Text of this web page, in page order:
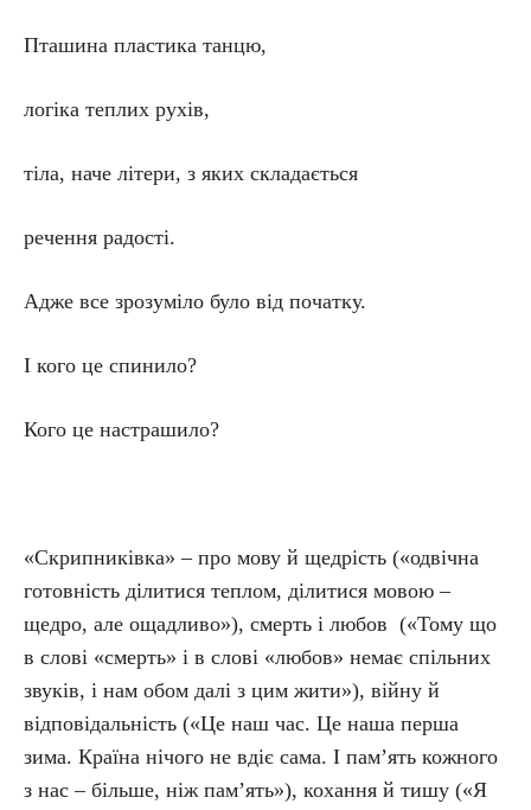
Пташина пластика танцю,
логіка теплих рухів,
тіла, наче літери, з яких складається
речення радості.
Адже все зрозуміло було від початку.
І кого це спинило?
Кого це настрашило?
«Скрипниківка» – про мову й щедрість («одвічна
готовність ділитися теплом, ділитися мовою –
щедро, але ощадливо»), смерть і любов («Тому що
в слові «смерть» і в слові «любов» немає спільних
звуків, і нам обом далі з цим жити»), війну й
відповідальність («Це наш час. Це наша перша
зима. Країна нічого не вдіє сама. І пам’ять кожного
з нас – більше, ніж пам’ять»), кохання й тишу («Я